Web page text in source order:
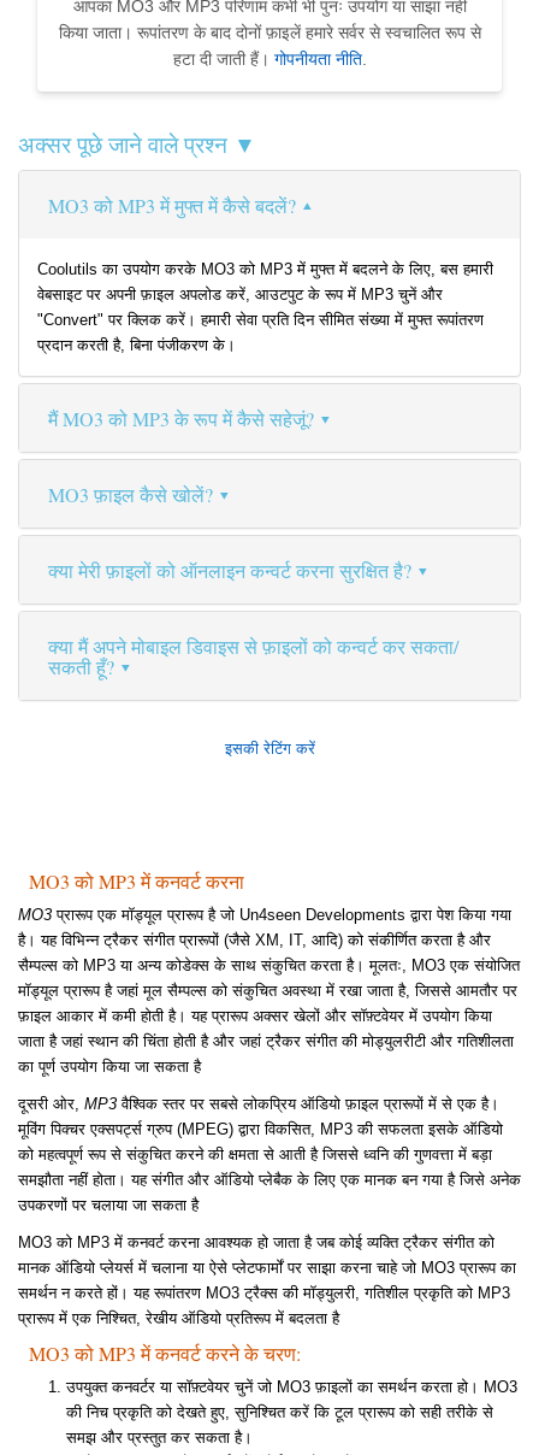
आपका MO3 और MP3 परिणाम कभी भी पुनः उपयोग या साझा नहीं
किया जाता। रूपांतरण के बाद दोनों फ़ाइलें हमारे सर्वर से स्वचालित रूप से
हटा दी जाती हैं। गोपनीयता नीति.
अक्सर पूछे जाने वाले प्रश्न ▼
MO3 को MP3 में मुफ्त में कैसे बदलें?
Coolutils का उपयोग करके MO3 को MP3 में मुफ्त में बदलने के लिए, बस हमारी
वेबसाइट पर अपनी फ़ाइल अपलोड करें, आउटपुट के रूप में MP3 चुनें और
"Convert" पर क्लिक करें। हमारी सेवा प्रति दिन सीमित संख्या में मुफ्त रूपांतरण
प्रदान करती है, बिना पंजीकरण के।
मैं MO3 को MP3 के रूप में कैसे सहेजूं?
MO3 फ़ाइल कैसे खोलें?
क्या मेरी फ़ाइलों को ऑनलाइन कन्वर्ट करना सुरक्षित है?
क्या मैं अपने मोबाइल डिवाइस से फ़ाइलों को कन्वर्ट कर सकता/
सकती हूँ?
इसकी रेटिंग करें
MO3 को MP3 में कनवर्ट करना
MO3 प्रारूप एक मॉड्यूल प्रारूप है जो Un4seen Developments द्वारा पेश किया गया
है। यह विभिन्न ट्रैकर संगीत प्रारूपों (जैसे XM, IT, आदि) को संकीर्णित करता है और
सैम्पल्स को MP3 या अन्य कोडेक्स के साथ संकुचित करता है। मूलतः, MO3 एक संयोजित
मॉड्यूल प्रारूप है जहां मूल सैम्पल्स को संकुचित अवस्था में रखा जाता है, जिससे आमतौर पर
फ़ाइल आकार में कमी होती है। यह प्रारूप अक्सर खेलों और सॉफ़्टवेयर में उपयोग किया
जाता है जहां स्थान की चिंता होती है और जहां ट्रैकर संगीत की मोड्युलरीटी और गतिशीलता
का पूर्ण उपयोग किया जा सकता है
दूसरी ओर, MP3 वैश्विक स्तर पर सबसे लोकप्रिय ऑडियो फ़ाइल प्रारूपों में से एक है।
मूविंग पिक्चर एक्सपर्ट्स ग्रुप (MPEG) द्वारा विकसित, MP3 की सफलता इसके ऑडियो
को महत्वपूर्ण रूप से संकुचित करने की क्षमता से आती है जिससे ध्वनि की गुणवत्ता में बड़ा
समझौता नहीं होता। यह संगीत और ऑडियो प्लेबैक के लिए एक मानक बन गया है जिसे अनेक
उपकरणों पर चलाया जा सकता है
MO3 को MP3 में कनवर्ट करना आवश्यक हो जाता है जब कोई व्यक्ति ट्रैकर संगीत को
मानक ऑडियो प्लेयर्स में चलाना या ऐसे प्लेटफार्मों पर साझा करना चाहे जो MO3 प्रारूप का
समर्थन न करते हों। यह रूपांतरण MO3 ट्रैक्स की मॉड्युलरी, गतिशील प्रकृति को MP3
प्रारूप में एक निश्चित, रेखीय ऑडियो प्रतिरूप में बदलता है
MO3 को MP3 में कनवर्ट करने के चरण:
उपयुक्त कनवर्टर या सॉफ़्टवेयर चुनें जो MO3 फ़ाइलों का समर्थन करता हो। MO3
की निच प्रकृति को देखते हुए, सुनिश्चित करें कि टूल प्रारूप को सही तरीके से
समझ और प्रस्तुत कर सकता है।